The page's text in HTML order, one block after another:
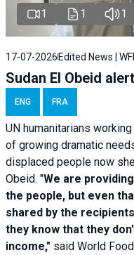
1 1 1
17-07-2026 Edited News |
Sudan El Obeid
ENG FRA
UN humanitarians
of growing dramatic
displaced people now
Obeid. "We are
the people, but even
shared by the
they know that they
income," said World